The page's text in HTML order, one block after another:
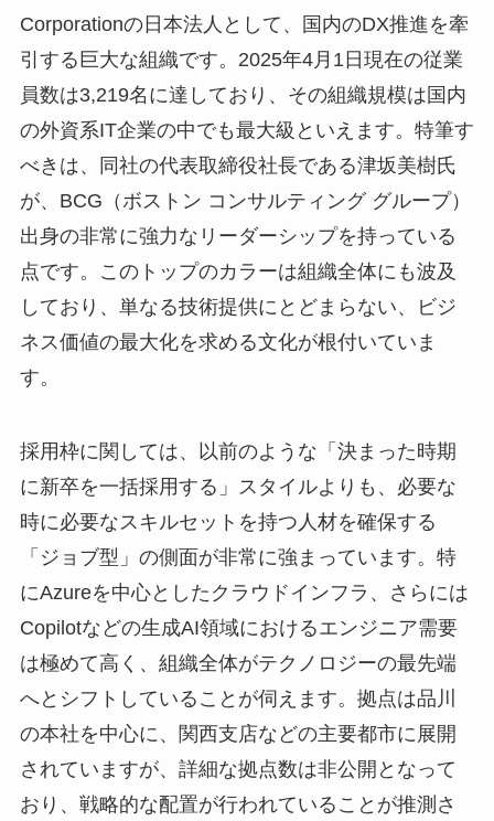
Corporationの日本法人として、国内のDX推進を牽
引する巨大な組織です。2025年4月1日現在の従業
員数は3,219名に達しており、その組織規模は国内
の外資系IT企業の中でも最大級といえます。特筆す
べきは、同社の代表取締役社長である津坂美樹氏
が、BCG（ボストン コンサルティング グループ）
出身の非常に強力なリーダーシップを持っている
点です。このトップのカラーは組織全体にも波及
しており、単なる技術提供にとどまらない、ビジ
ネス価値の最大化を求める文化が根付いていま
す。
採用枠に関しては、以前のような「決まった時期
に新卒を一括採用する」スタイルよりも、必要な
時に必要なスキルセットを持つ人材を確保する
「ジョブ型」の側面が非常に強まっています。特
にAzureを中心としたクラウドインフラ、さらには
Copilotなどの生成AI領域におけるエンジニア需要
は極めて高く、組織全体がテクノロジーの最先端
へとシフトしていることが伺えます。拠点は品川
の本社を中心に、関西支店などの主要都市に展開
されていますが、詳細な拠点数は非公開となって
おり、戦略的な配置が行われていることが推測さ